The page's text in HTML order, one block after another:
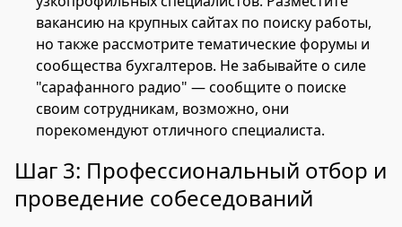
вакансию на крупных сайтах по поиску работы,
но также рассмотрите тематические форумы и
сообщества бухгалтеров. Не забывайте о силе
"сарафанного радио" — сообщите о поиске
своим сотрудникам, возможно, они
порекомендуют отличного специалиста.
Шаг 3: Профессиональный отбор и
проведение собеседований